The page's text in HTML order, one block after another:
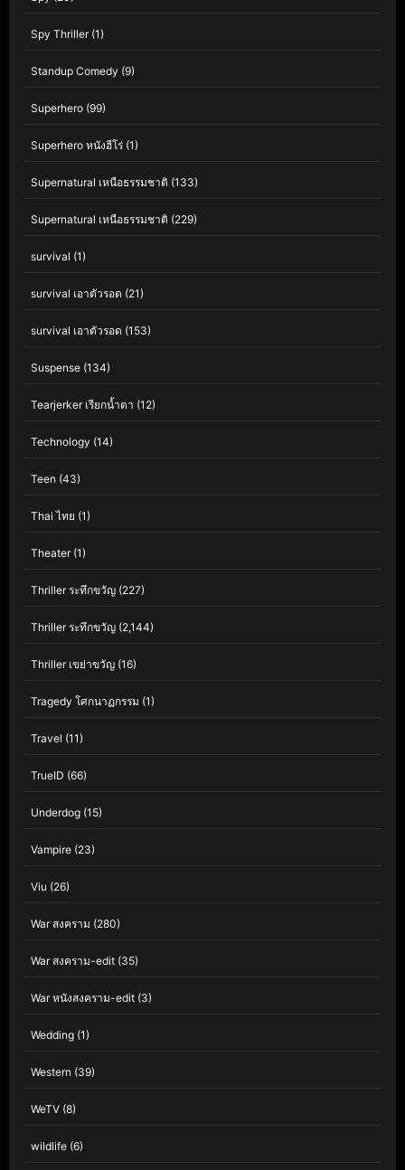
Spy Thriller(1)
Standup Comedy (9)
Superhero (99)
Superhero หนังฮีโร่ (1)
Supernatural เหนือธรรมชาติ (133)
Supernatural เหนือธรรมชาติ (229)
survival (1)
survival เอาตัวรอด (21)
survival เอาตัวรอด (153)
Suspense (134)
Tearjerker เรียกน้ำตา (12)
Technology (14)
Teen (43)
Thai ไทย (1)
Theater(1)
Thriller ระทึกขวัญ (227)
Thriller ระทึกขวัญ (2,144)
Thriller เขย่าขวัญ (16)
Tragedy โศกนาฏกรรม (1)
Travel (11)
TrueID (66)
Underdog (15)
Vampire (23)
Viu (26)
War สงคราม (280)
War สงคราม-edit (35)
War หนังสงคราม-edit (3)
Wedding (1)
Western (39)
WeTV (8)
wildlife (6)